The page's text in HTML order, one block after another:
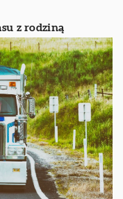
z rodziną